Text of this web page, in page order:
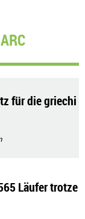
für die griechi
Läufer trotze